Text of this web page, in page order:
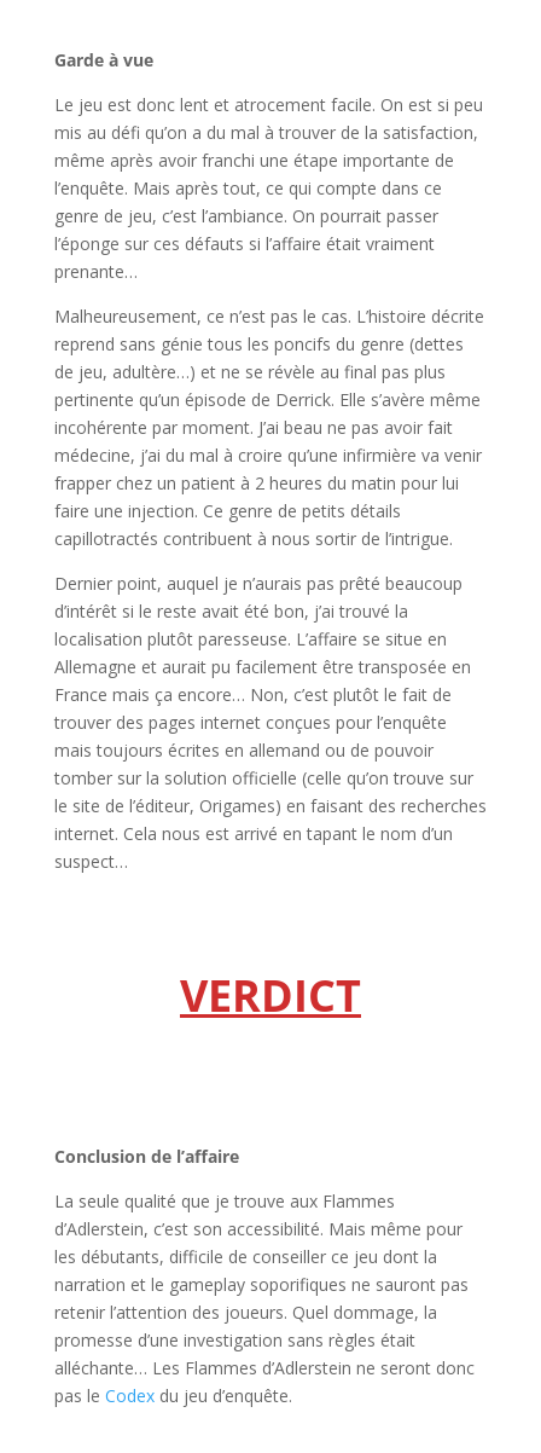
Garde à vue
Le jeu est donc lent et atrocement facile. On est si peu
mis au défi qu’on a du mal à trouver de la satisfaction,
même après avoir franchi une étape importante de
l’enquête. Mais après tout, ce qui compte dans ce
genre de jeu, c’est l’ambiance. On pourrait passer
l’éponge sur ces défauts si l’affaire était vraiment
prenante…
Malheureusement, ce n’est pas le cas. L’histoire décrite
reprend sans génie tous les poncifs du genre (dettes
de jeu, adultère…) et ne se révèle au final pas plus
pertinente qu’un épisode de Derrick. Elle s’avère même
incohérente par moment. J’ai beau ne pas avoir fait
médecine, j’ai du mal à croire qu’une infirmière va venir
frapper chez un patient à 2 heures du matin pour lui
faire une injection. Ce genre de petits détails
capillotractés contribuent à nous sortir de l’intrigue.
Dernier point, auquel je n’aurais pas prêté beaucoup
d’intérêt si le reste avait été bon, j’ai trouvé la
localisation plutôt paresseuse. L’affaire se situe en
Allemagne et aurait pu facilement être transposée en
France mais ça encore… Non, c’est plutôt le fait de
trouver des pages internet conçues pour l’enquête
mais toujours écrites en allemand ou de pouvoir
tomber sur la solution officielle (celle qu’on trouve sur
le site de l’éditeur, Origames) en faisant des recherches
internet. Cela nous est arrivé en tapant le nom d’un
suspect…
VERDICT
Conclusion de l’affaire
La seule qualité que je trouve aux Flammes
d’Adlerstein, c’est son accessibilité. Mais même pour
les débutants, difficile de conseiller ce jeu dont la
narration et le gameplay soporifiques ne sauront pas
retenir l’attention des joueurs. Quel dommage, la
promesse d’une investigation sans règles était
alléchante… Les Flammes d’Adlerstein ne seront donc
pas le Codex du jeu d’enquête.